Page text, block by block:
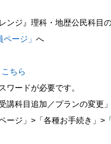
ンジ』理科・地歴公民科目
ページ」 へ
こちら
ワードが必要です。
講科目追加／プランの変更
ージ」>「各種お手続き」>